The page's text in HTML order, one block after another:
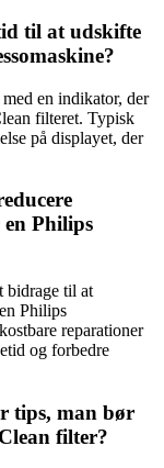
til at udskifte
en indikator, der
filteret. Typisk
på displayet, der
en Philips
bidrage til at
Philips
reparationer
og forbedre
tips, man bør
filter?